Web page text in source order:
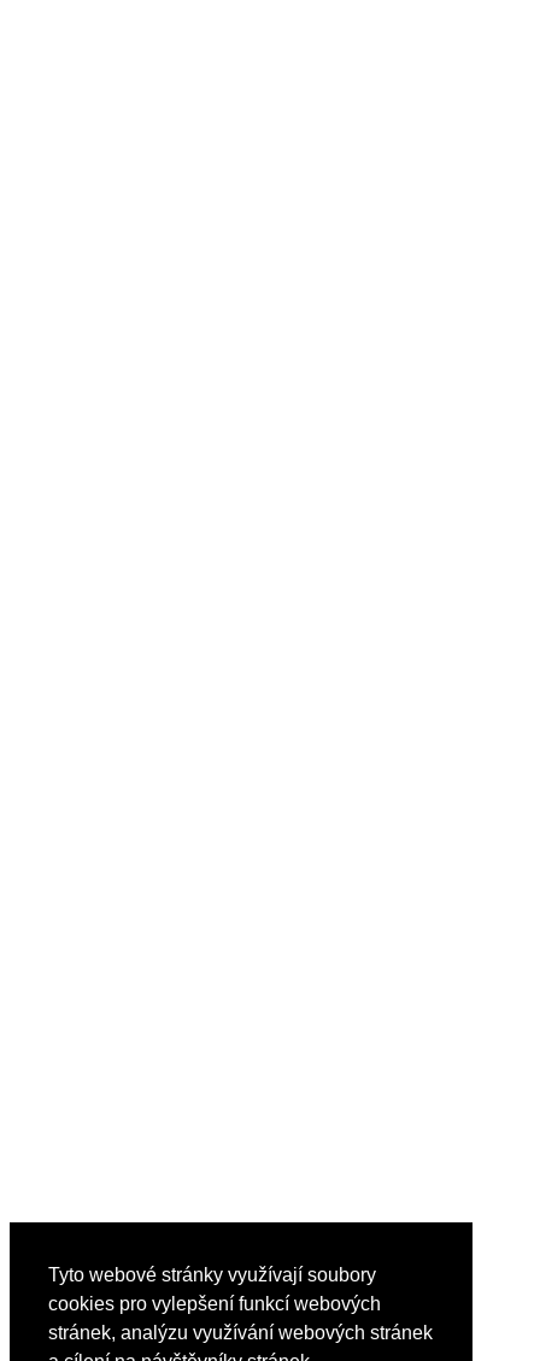
Tyto webové stránky využívají soubory
cookies pro vylepšení funkcí webových
stránek, analýzu využívání webových stránek